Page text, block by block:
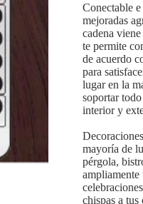
Conectable
mejoradas
cadena
te permite
de acuerdo
para
lugar en la
soportar
interior y
mayoría de
pérgola,
ampliamente
chispas a